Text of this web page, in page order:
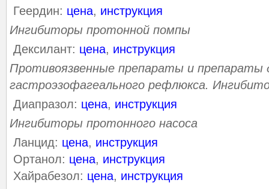
Геердин: цена, инструкция
Ингибиторы протонной помпы
Дексилант: цена, инструкция
Противоязвенные препараты и препараты
гастроэзофагеального рефлюкса.
Диапразол: цена, инструкция
Ингибиторы протонного насоса
Ланцид: цена, инструкция
Ортанол: цена, инструкция
Хайрабезол: цена, инструкция